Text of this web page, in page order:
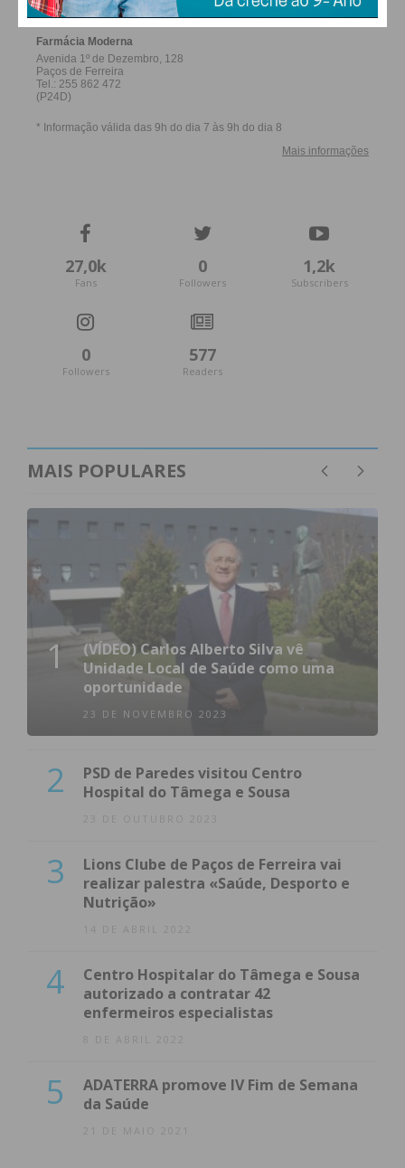
27,0k
Fans
0
Followers
1,2k
Subscribers
0
Followers
577
Readers
MAIS POPULARES
1
(VÍDEO) Carlos Alberto Silva vê
Unidade Local de Saúde como uma
oportunidade
23 DE NOVEMBRO 2023
2
PSD de Paredes visitou Centro
Hospital do Tâmega e Sousa
23 DE OUTUBRO 2023
3
Lions Clube de Paços de Ferreira vai
realizar palestra «Saúde, Desporto e
Nutrição»
14 DE ABRIL 2022
4
Centro Hospitalar do Tâmega e Sousa
autorizado a contratar 42
enfermeiros especialistas
8 DE ABRIL 2022
5
ADATERRA promove IV Fim de Semana
da Saúde
21 DE MAIO 2021